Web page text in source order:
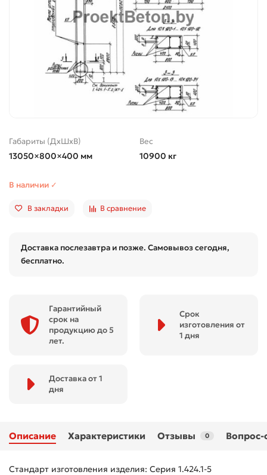
Габариты (ДхШхВ)
13050×800×400 мм
Вес
10900 кг
В наличии ✓
В закладки В сравнение
Доставка послезавтра и позже. Самовывоз сегодня,
бесплатно.
Гарантийный
срок на
продукцию до 5
лет.
Срок
изготовления от
1 дня
Доставка от 1
дня
Описание Характеристики Отзывы 0 Вопрос-
Стандарт изготовления изделия: Серия 1.424.1-5